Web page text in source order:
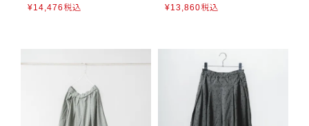
¥14,476税込
¥13,860税込